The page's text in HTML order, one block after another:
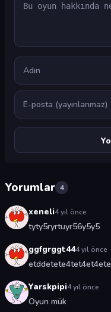
Ad
E-posta
Yorumlar 4
xeneli4 yıl önce
tyty5ryrtuyr56y5y5
ggfgrggt444 yıl önce
etddetete4tet4et4ete
Yarskpipi4 yıl önce
Oyun mük